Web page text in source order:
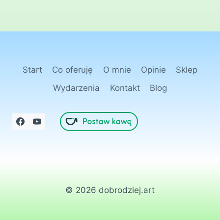
Start Co oferuję O mnie Opinie
Sklep
Wydarzenia
Kontakt Blog
© 2026 dobrodziej.art